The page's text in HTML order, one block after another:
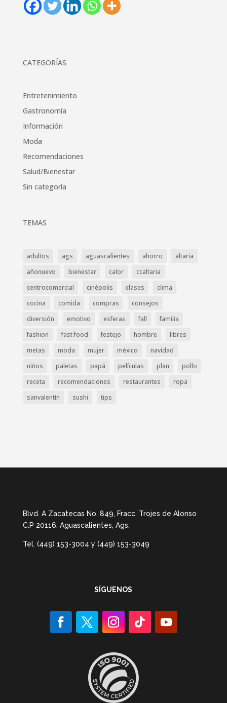
CATEGORÍAS
Entretenimiento
Gastronomía
Información
Moda
Recomendaciones
Salud/Bienestar
Sin categoría
TEMAS
adultos ags aguascalientes ahorro
altaria
añonuevo
bienestar calor
ccaltaria
centrocomercial
cinépolis clases
clima
cocina
comida compras
consejos
diversión
emotivo esferas fall
familia
fashion
fast food festejo hombre
libres
metas
moda mujer méxico
navidad
niños
paletas papá películas plan
pollo
receta
recomendaciones restaurantes
ropa
sanvalentín
sushi tips
Blvd. A Zacatecas No. 849, Fracc. Trojes de Alonso
C.P 20116, Aguascalientes, Ags.
Tel. (449) 153-3004 y (449) 153-3049
SÍGUENOS